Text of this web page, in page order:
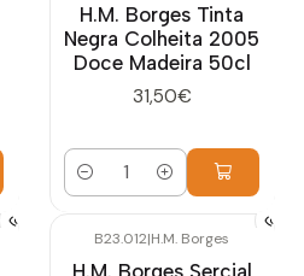
H.M. Borges Tinta
Negra Colheita 2005
Doce Madeira 50cl
31,50€
Quantidade
B23.012|H.M. Borges